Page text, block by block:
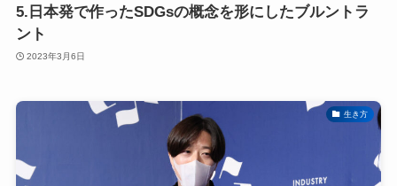
5.日本発で作ったSDGsの概念を形にしたブルントラ
ント
2023年3月6日
生き方